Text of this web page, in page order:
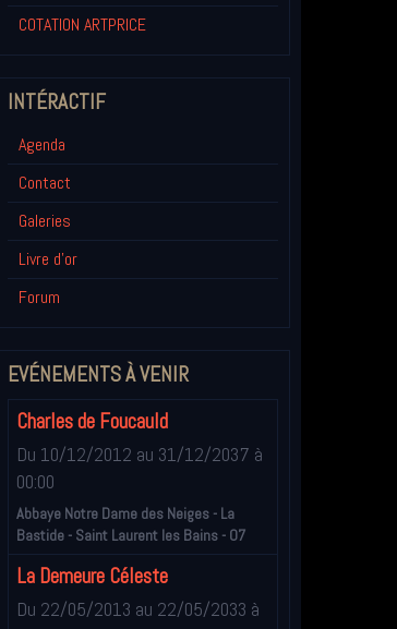
COTATION ARTPRICE
INTÉRACTIF
Agenda
Contact
Galeries
Livre d'or
Forum
EVÉNEMENTS À VENIR
Charles de Foucauld
Du 10/12/2012 au 31/12/2037 à
00:00
Abbaye Notre Dame des Neiges - La
Bastide - Saint Laurent les Bains - 07
La Demeure Céleste
Du 22/05/2013 au 22/05/2033 à